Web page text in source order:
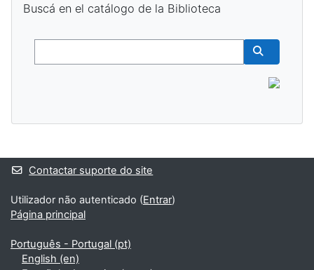
Buscá en el catálogo de la Biblioteca
Buscar
Blocos adicionais
Contactar suporte do site
Utilizador não autenticado (Entrar)
Página principal
Português - Portugal ‎(pt)‎
English ‎(en)‎